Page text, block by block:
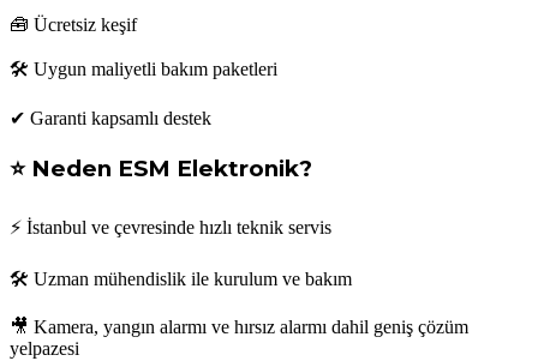
🧰 Ücretsiz keşif
🛠 Uygun maliyetli bakım paketleri
✔ Garanti kapsamlı destek
⭐ Neden ESM Elektronik?
⚡ İstanbul ve çevresinde hızlı teknik servis
🛠 Uzman mühendislik ile kurulum ve bakım
🎥 Kamera, yangın alarmı ve hırsız alarmı dahil geniş çözüm
yelpazesi